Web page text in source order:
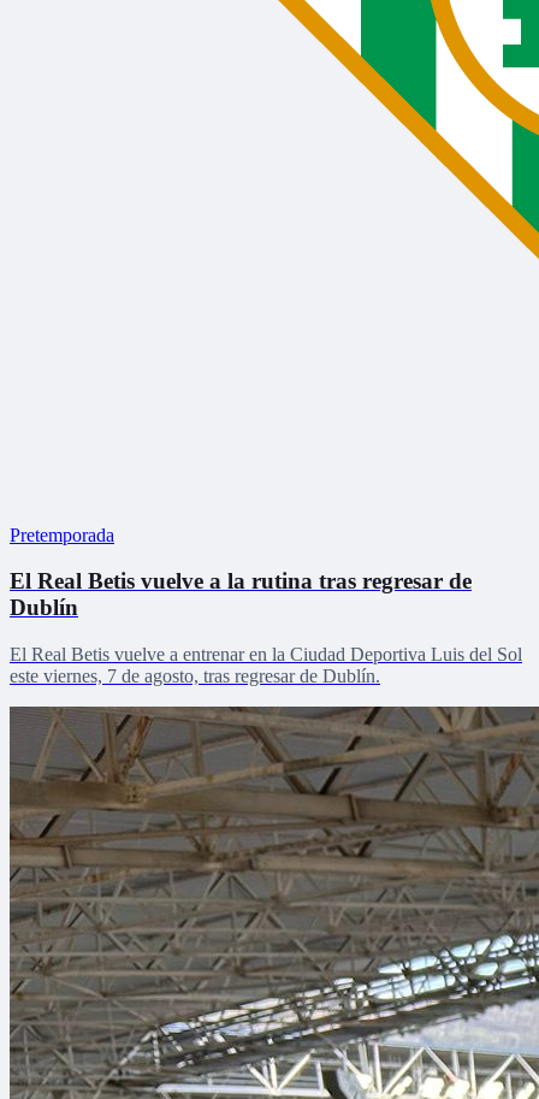
Pretemporada
El Real Betis vuelve a la rutina tras regresar de
Dublín
El Real Betis vuelve a entrenar en la Ciudad Deportiva Luis del Sol
este viernes, 7 de agosto, tras regresar de Dublín.